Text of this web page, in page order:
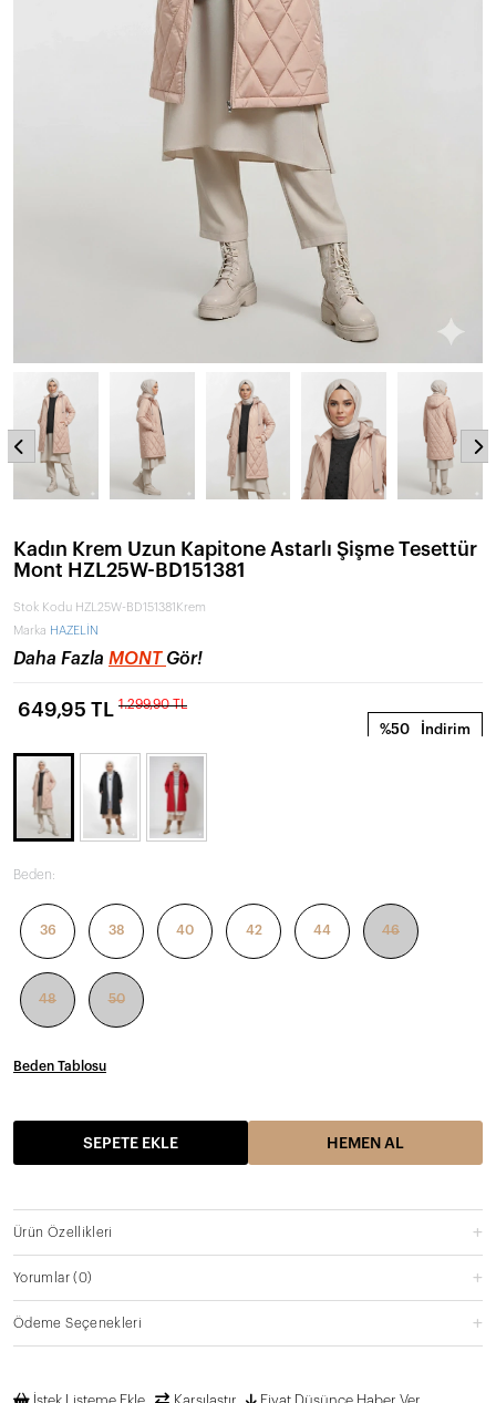
Kadın Krem Uzun Kapitone Astarlı Şişme Tesettür
Mont HZL25W-BD151381
Stok Kodu HZL25W-BD151381Krem
Marka HAZELİN
Daha Fazla MONT Gör!
%50 İndirim
649,95 TL 1.299,90 TL
Beden:
36 38 40 42 44 46
48 50
Beden Tablosu
SEPETE EKLE HEMEN AL
Ürün Özellikleri
Yorumlar(0)
Ödeme Seçenekleri
İstek Listeme Ekle Karşılaştır Fiyat Düşünce Haber Ver